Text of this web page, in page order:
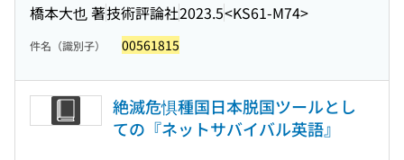
橋本大也 著技術評論社2023.5<KS61-M74>
件名（識別子） 00561815
絶滅危惧種国日本脱国ツールとし
ての『ネットサバイバル英語』